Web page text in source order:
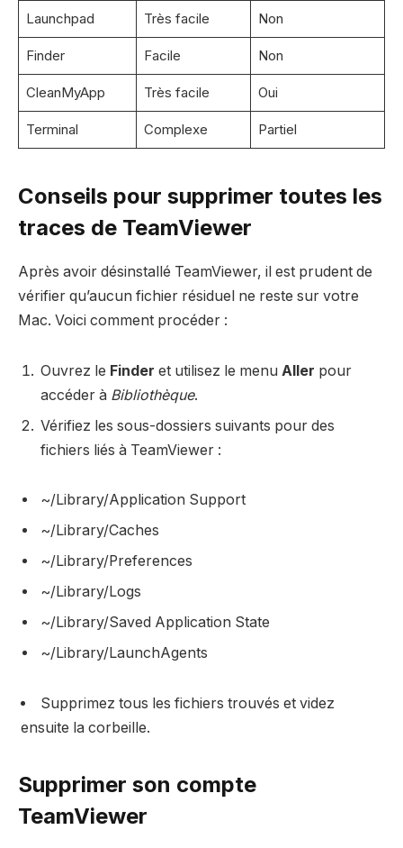
Launchpad Très facile Non
Finder Facile Non
CleanMyApp Très facile Oui
Terminal Complexe Partiel
Conseils pour supprimer toutes les
traces de TeamViewer
Après avoir désinstallé TeamViewer, il est prudent de
vérifier qu’aucun fichier résiduel ne reste sur votre
Mac. Voici comment procéder :
Ouvrez le Finder et utilisez le menu Aller pour
accéder à Bibliothèque.
Vérifiez les sous-dossiers suivants pour des
fichiers liés à TeamViewer :
~/Library/Application Support
~/Library/Caches
~/Library/Preferences
~/Library/Logs
~/Library/Saved Application State
~/Library/LaunchAgents
Supprimez tous les fichiers trouvés et videz
ensuite la corbeille.
Supprimer son compte
TeamViewer